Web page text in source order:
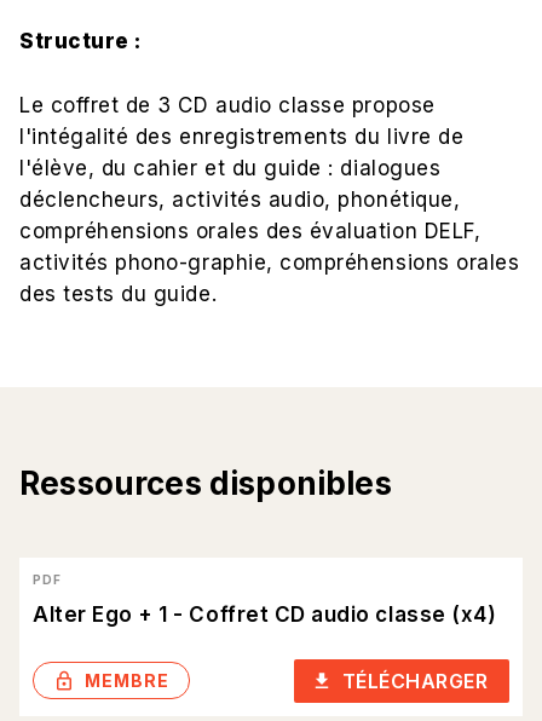
Structure :
Le coffret de 3 CD audio classe propose
l'intégalité des enregistrements du livre de
l'élève, du cahier et du guide : dialogues
déclencheurs, activités audio, phonétique,
compréhensions orales des évaluation DELF,
activités phono-graphie, compréhensions orales
des tests du guide.
Ressources disponibles
PDF
Alter Ego + 1 - Coffret CD audio classe (x4)
lock_outlinedMEMBRE download TÉLÉCHARGER